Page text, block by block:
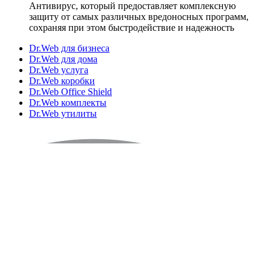
Антивирус, который предоставляет комплексную
защиту от самых различных вредоносных программ,
сохраняя при этом быстродействие и надежность
Dr.Web для бизнеса
Dr.Web для дома
Dr.Web услуга
Dr.Web коробки
Dr.Web Office Shield
Dr.Web комплекты
Dr.Web утилиты